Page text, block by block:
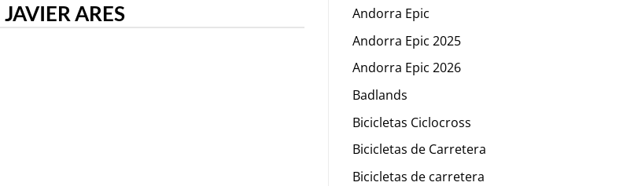
ARES
Andorra Epic
Andorra Epic 2025
Andorra Epic 2026
Badlands
Bicicletas Ciclocross
Bicicletas de Carretera
Bicicletas de carretera